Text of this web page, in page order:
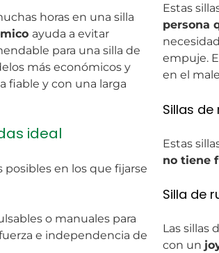
horas en una silla
ayuda a evitar
para una silla de
más económicos y
fiable y con una larga
ideal
en los que fijarse
o manuales para
e independencia de
Estas
persona
empuje.
en el
Sillas
Estas
no tiene
Silla de
Las sillas
con un